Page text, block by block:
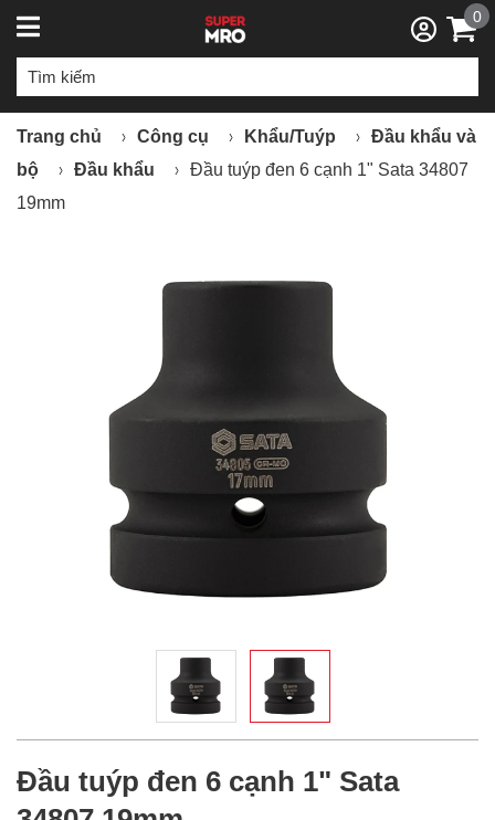
0
Trang chủ Công cụ Khẩu/Tuýp
Đầu khẩu và
bộ
Đầu khẩu
Đầu tuýp đen 6 cạnh 1" Sata 34807
19mm
Đầu tuýp đen 6 cạnh 1" Sata